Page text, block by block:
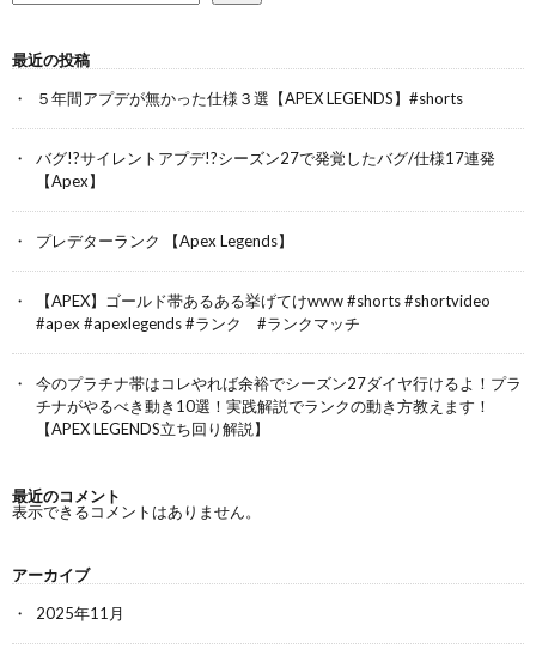
最近の投稿
５年間アプデが無かった仕様３選【APEX LEGENDS】#shorts
バグ!?サイレントアプデ!?シーズン27で発覚したバグ/仕様17連発
【Apex】
プレデターランク 【Apex Legends】
【APEX】ゴールド帯あるある挙げてけwww #shorts #shortvideo
#apex #apexlegends #ランク #ランクマッチ
今のプラチナ帯はコレやれば余裕でシーズン27ダイヤ行けるよ！プラ
チナがやるべき動き10選！実践解説でランクの動き方教えます！
【APEX LEGENDS立ち回り解説】
最近のコメント
表示できるコメントはありません。
アーカイブ
2025年11月